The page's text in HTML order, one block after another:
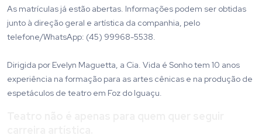
As matrículas já estão abertas. Informações podem ser obtidas
junto à direção geral e artística da companhia, pelo
telefone/WhatsApp: (45) 99968-5538.
Dirigida por Evelyn Maguetta, a Cia. Vida é Sonho tem 10 anos
experiência na formação para as artes cênicas e na produção de
espetáculos de teatro em Foz do Iguaçu.